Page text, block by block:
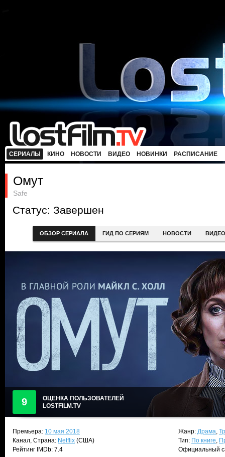
СЕРИАЛЫ КИНО НОВОСТИ ВИДЕО НОВИНКИ РАСПИСАНИЕ
Омут
Safe
Статус: Завершен
ОБЗОР СЕРИАЛА ГИД ПО СЕРИЯМ НОВОСТИ ВИДЕО
9
ОЦЕНКА ПОЛЬЗОВАТЕЛЕЙ
LOSTFILM.TV
Премьера: 10 мая 2018
Канал, Страна: Netflix (США)
Рейтинг IMDb: 7.4
Жанр: Драма,
Тип: По книге,
Официальный